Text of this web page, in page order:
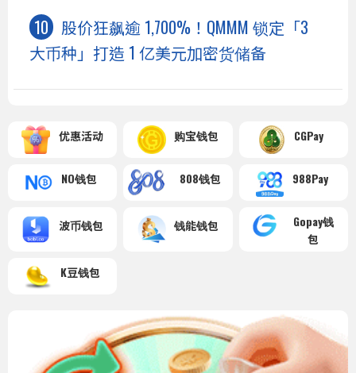
股价狂飙逾 1,700%！QMMM 锁定「3
大币种」打造 1 亿美元加密货储备
优惠活动 购宝钱包 CGPay
NO钱包 808钱包 988Pay
波币钱包 钱能钱包
Gopay钱
包
K豆钱包